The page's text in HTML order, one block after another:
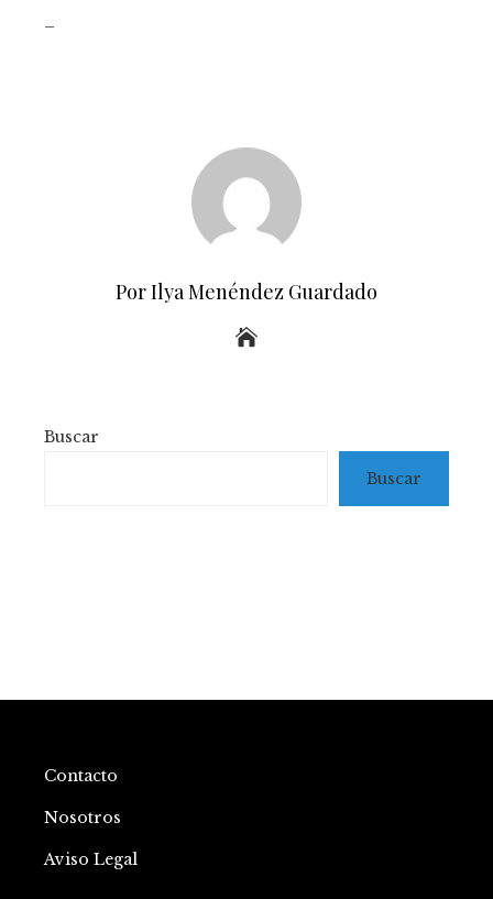
Por Ilya Menéndez Guardado
Buscar
Buscar
Contacto
Nosotros
Aviso Legal